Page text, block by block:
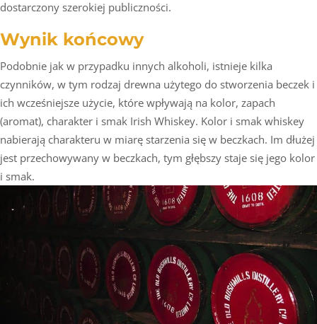
dostarczony szerokiej publiczności.
Wynik końcowy
Podobnie jak w przypadku innych alkoholi, istnieje kilka
czynników, w tym rodzaj drewna użytego do stworzenia beczek i
ich wcześniejsze użycie, które wpływają na kolor, zapach
(aromat), charakter i smak Irish Whiskey. Kolor i smak whiskey
nabierają charakteru w miarę starzenia się w beczkach. Im dłużej
jest przechowywany w beczkach, tym głębszy staje się jego kolor
i smak.